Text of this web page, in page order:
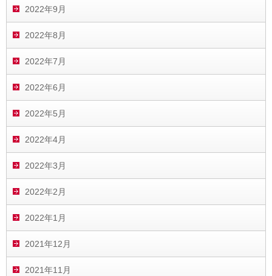
2022年9月
2022年8月
2022年7月
2022年6月
2022年5月
2022年4月
2022年3月
2022年2月
2022年1月
2021年12月
2021年11月